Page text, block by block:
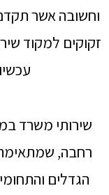
וחשובה אשר
זקוקים למקוד
שירותי משרד
רחבה,
הגדלים